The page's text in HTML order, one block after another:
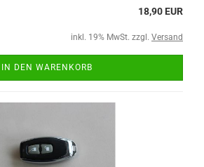
18,90 EUR
inkl. 19% MwSt. zzgl. Versand
IN DEN WARENKORB